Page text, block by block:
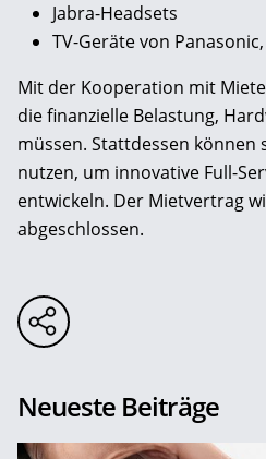
Jabra-Headsets
TV-Geräte von
Mit der Kooperation mit
die finanzielle Belastung,
müssen. Stattdessen können
nutzen, um innovative Full-
entwickeln. Der Mietvertrag
abgeschlossen.
Neueste Beiträge